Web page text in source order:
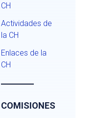
CH
Actividades de
la CH
Enlaces de la
CH
COMISIONES